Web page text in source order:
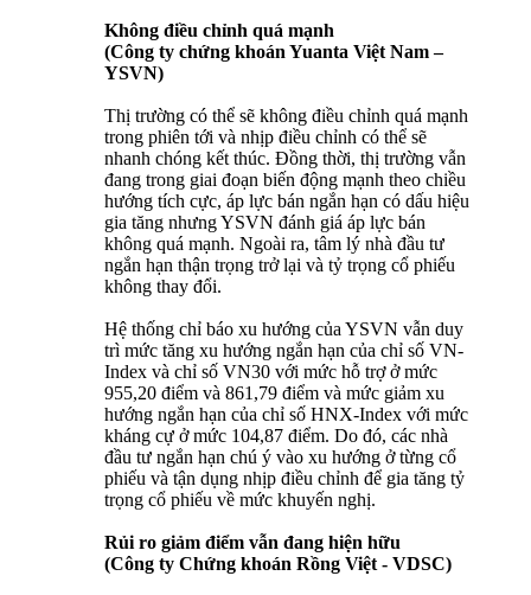
Không điều chỉnh quá mạnh
(Công ty chứng khoán Yuanta Việt Nam –
YSVN)
Thị trường có thể sẽ không điều chỉnh quá mạnh
trong phiên tới và nhịp điều chỉnh có thể sẽ
nhanh chóng kết thúc. Đồng thời, thị trường vẫn
đang trong giai đoạn biến động mạnh theo chiều
hướng tích cực, áp lực bán ngắn hạn có dấu hiệu
gia tăng nhưng YSVN đánh giá áp lực bán
không quá mạnh. Ngoài ra, tâm lý nhà đầu tư
ngắn hạn thận trọng trở lại và tỷ trọng cổ phiếu
không thay đổi.
Hệ thống chỉ báo xu hướng của YSVN vẫn duy
trì mức tăng xu hướng ngắn hạn của chỉ số VN-
Index và chỉ số VN30 với mức hỗ trợ ở mức
955,20 điểm và 861,79 điểm và mức giảm xu
hướng ngắn hạn của chỉ số HNX-Index với mức
kháng cự ở mức 104,87 điểm. Do đó, các nhà
đầu tư ngắn hạn chú ý vào xu hướng ở từng cổ
phiếu và tận dụng nhịp điều chỉnh để gia tăng tỷ
trọng cổ phiếu về mức khuyến nghị.
Rủi ro giảm điểm vẫn đang hiện hữu
(Công ty Chứng khoán Rồng Việt - VDSC)